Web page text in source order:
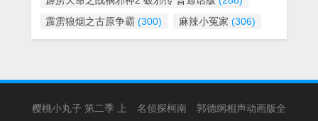
霹雳狼烟之古原争霸 (300) 麻辣小冤家 (306)
樱桃小丸子 第二季 上 名侦探柯南
郭德纲相声动画版全